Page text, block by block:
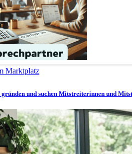
Marktplatz
gründen und suchen Mitstreiterinnen und